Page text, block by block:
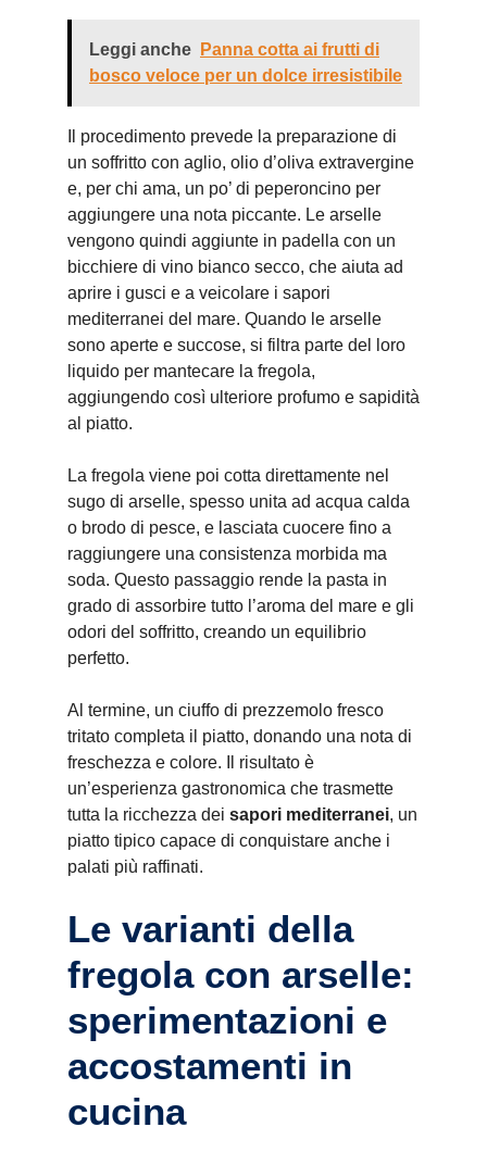
Leggi anche
Panna cotta ai frutti di
bosco veloce per un dolce irresistibile
Il procedimento prevede la preparazione di
un soffritto con aglio, olio d’oliva extravergine
e, per chi ama, un po’ di peperoncino per
aggiungere una nota piccante. Le arselle
vengono quindi aggiunte in padella con un
bicchiere di vino bianco secco, che aiuta ad
aprire i gusci e a veicolare i sapori
mediterranei del mare. Quando le arselle
sono aperte e succose, si filtra parte del loro
liquido per mantecare la fregola,
aggiungendo così ulteriore profumo e sapidità
al piatto.
La fregola viene poi cotta direttamente nel
sugo di arselle, spesso unita ad acqua calda
o brodo di pesce, e lasciata cuocere fino a
raggiungere una consistenza morbida ma
soda. Questo passaggio rende la pasta in
grado di assorbire tutto l’aroma del mare e gli
odori del soffritto, creando un equilibrio
perfetto.
Al termine, un ciuffo di prezzemolo fresco
tritato completa il piatto, donando una nota di
freschezza e colore. Il risultato è
un’esperienza gastronomica che trasmette
tutta la ricchezza dei sapori mediterranei, un
piatto tipico capace di conquistare anche i
palati più raffinati.
Le varianti della
fregola con arselle:
sperimentazioni e
accostamenti in
cucina